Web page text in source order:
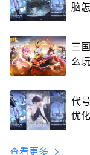
脑
三
么
代
优
查看更多